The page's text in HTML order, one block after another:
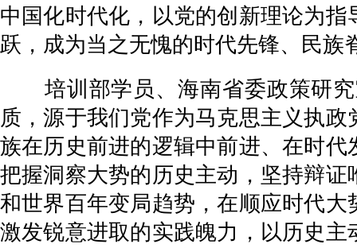
中国化时代化，以党的创新理论为
跃，成为当之无愧的时代先锋、民族
培训部学员、海南省委政策研究
质，源于我们党作为马克思主义执
族在历史前进的逻辑中前进、在时
把握洞察大势的历史主动，坚持辩
和世界百年变局趋势，在顺应时代
激发锐意进取的实践魄力，以历史